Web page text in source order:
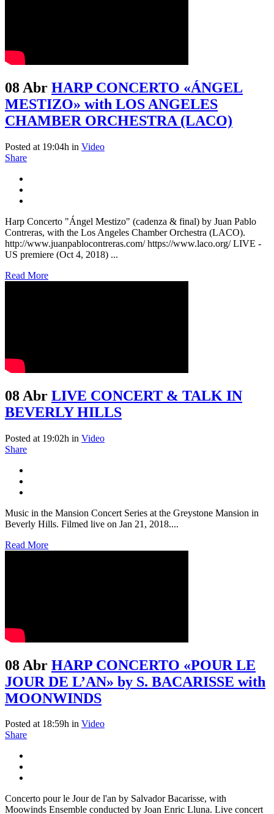
08 Abr HARP CONCERTO «ÁNGEL
MESTIZO» with LOS ANGELES
CHAMBER ORCHESTRA (LACO)
Posted at 19:04h in Video
Share
Harp Concerto "Ángel Mestizo" (cadenza & final) by Juan Pablo
Contreras, with the Los Angeles Chamber Orchestra (LACO).
http://www.juanpablocontreras.com/ https://www.laco.org/ LIVE -
US premiere (Oct 4, 2018) ...
Read More
08 Abr LIVE CONCERT & TALK IN
BEVERLY HILLS
Posted at 19:02h in Video
Share
Music in the Mansion Concert Series at the Greystone Mansion in
Beverly Hills. Filmed live on Jan 21, 2018....
Read More
08 Abr HARP CONCERTO «POUR LE
JOUR DE L’AN» by S. BACARISSE with
MOONWINDS
Posted at 18:59h in Video
Share
Concerto pour le Jour de l'an by Salvador Bacarisse, with
Moowinds Ensemble conducted by Joan Enric Lluna. Live concert